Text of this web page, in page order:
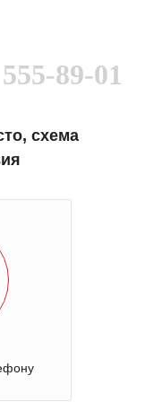
89-01
схема